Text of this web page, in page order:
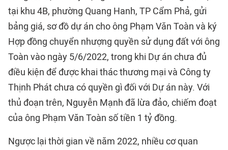
tại khu 4B, phường Quang Hanh, TP Cẩm Phả, gửi
bảng giá, sơ đồ dự án cho ông Phạm Văn Toàn và ký
Hợp đồng chuyển nhượng quyền sử dụng đất với ông
Toàn vào ngày 5/6/2022, trong khi Dự án chưa đủ
điều kiện để được khai thác thương mại và Công ty
Thịnh Phát chưa có quyền gì đối với Dự án này. Với
thủ đoạn trên, Nguyễn Mạnh đã lừa đảo, chiếm đoạt
của ông Phạm Văn Toàn số tiền 1 tỷ đồng.
Ngược lại thời gian về năm 2022, nhiều cơ quan